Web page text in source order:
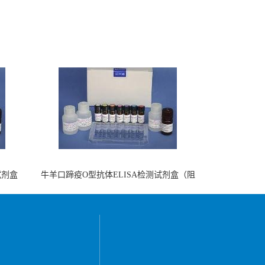
盒
牛羊口蹄疫O型抗体ELISA检测试剂盒（阻